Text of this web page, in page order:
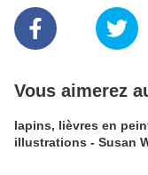
Vous aimerez
lapins, lièvres en
illustrations - Susan